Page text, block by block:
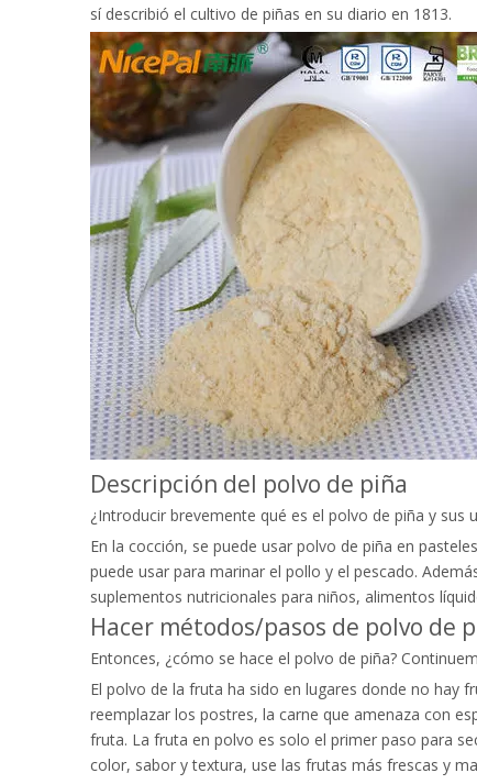
sí describió el cultivo de piñas en su diario en 1813.
Descripción del polvo de piña
¿Introducir brevemente qué es el polvo de piña y sus
En la cocción, se puede usar polvo de piña en
puede usar para marinar el pollo y el pescado.
suplementos nutricionales para niños, alimentos
Hacer métodos/pasos de polvo de
Entonces, ¿cómo se hace el polvo de piña?
El polvo de la fruta ha sido en lugares donde no hay
reemplazar los postres, la carne que amenaza con
fruta. La fruta en polvo es solo el primer paso para
color, sabor y textura, use las frutas más frescas y